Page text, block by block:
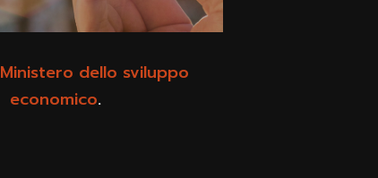
Ministero dello sviluppo
economico.